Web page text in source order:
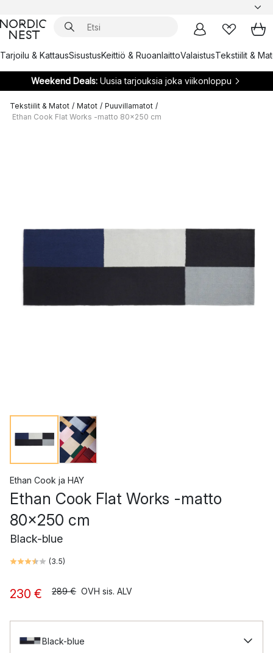
Tarjoilu & KattausSisustusKeittiö & RuoanlaittoValaistusTekstiilit &
Weekend Deals:Uusia tarjouksia joka viikonloppu
Tekstiilit & Matot / Matot / Puuvillamatot /
Ethan Cook Flat Works -matto 80x250 cm
Ethan Cook ja HAY
Ethan Cook Flat Works -matto
80x250 cm
Black-blue
(3.5)
230 € 289 € OVH sis. ALV
Black-blue